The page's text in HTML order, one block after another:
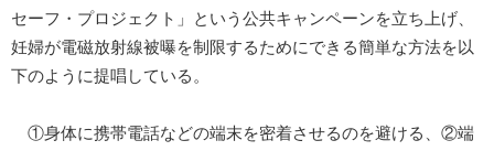
セーフ・プロジェクト」という公共キャンペーンを立ち上げ、
妊婦が電磁放射線被曝を制限するためにできる簡単な方法を以
下のように提唱している。
①身体に携帯電話などの端末を密着させるのを避ける、②端